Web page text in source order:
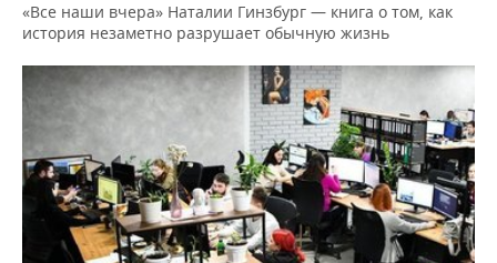
«Все наши вчера» Наталии Гинзбург — книга о том, как
история незаметно разрушает обычную жизнь